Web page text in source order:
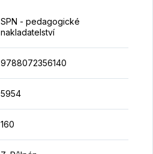
SPN - pedagogické
nakladatelství
9788072356140
5954
160